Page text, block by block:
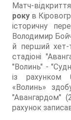
Матч-
року в
історичну
Володимир
й перший
стадіоні
"Волинь" -
із
«Волинь»
"Авангардом"
рахунок